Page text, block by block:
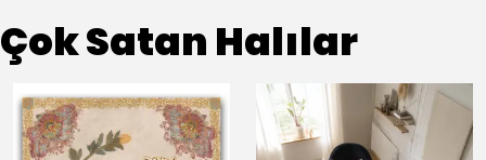
Çok Satan Halılar